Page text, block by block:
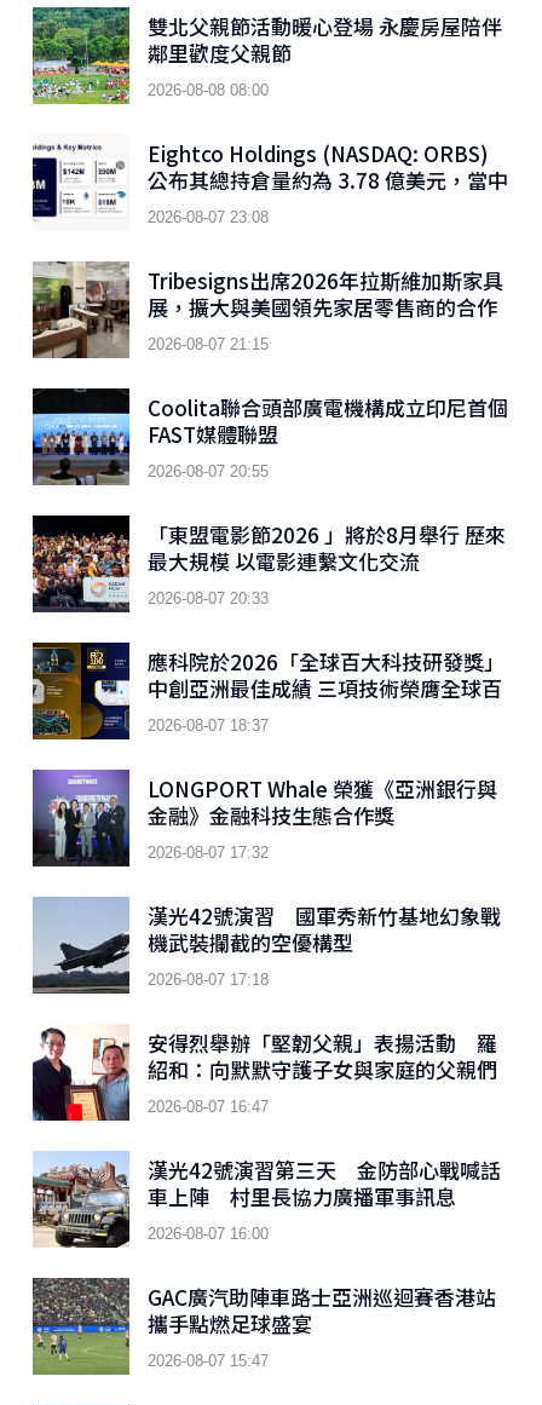
雙北父親節活動暖心登場 永慶房屋陪伴
鄰里歡度父親節
2026-08-08 08:00
Eightco Holdings (NASDAQ: ORBS)
公布其總持倉量約為 3.78 億美元，當中
包括 OpenAI、Beast Industries、超
過 16,000 枚以太幣及近 3.02 億枚
2026-08-07 23:08
Tribesigns出席2026年拉斯維加斯家具
展，擴大與美國領先家居零售商的合作
2026-08-07 21:15
Coolita聯合頭部廣電機構成立印尼首個
FAST媒體聯盟
2026-08-07 20:55
「東盟電影節2026 」將於8月舉行 歷來
最大規模 以電影連繫文化交流
2026-08-07 20:33
應科院於2026「全球百大科技研發獎」
中創亞洲最佳成績 三項技術榮膺全球百
大創新獎項
2026-08-07 18:37
LONGPORT Whale 榮獲《亞洲銀行與
金融》金融科技生態合作獎
2026-08-07 17:32
漢光42號演習 國軍秀新竹基地幻象戰
機武裝攔截的空優構型
2026-08-07 17:18
安得烈舉辦「堅韌父親」表揚活動 羅
紹和：向默默守護子女與家庭的父親們
致敬
2026-08-07 16:47
漢光42號演習第三天 金防部心戰喊話
車上陣 村里長協力廣播軍事訊息
2026-08-07 16:00
GAC廣汽助陣車路士亞洲巡迴賽香港站
攜手點燃足球盛宴
2026-08-07 15:47